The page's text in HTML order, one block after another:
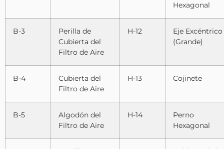
Hexagonal
B-3
Perilla de
Cubierta del
Filtro de Aire
H-12
Eje Excéntrico
(Grande)
B-4
Cubierta del
Filtro de Aire
H-13 Cojinete
B-5
Algodón del
Filtro de Aire
H-14
Perno
Hexagonal